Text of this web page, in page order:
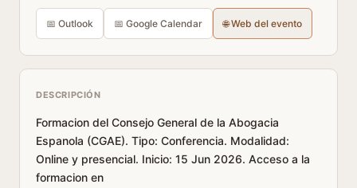
📅 Outlook 📅 Google Calendar 🌐 Web del evento
DESCRIPCIÓN
Formacion del Consejo General de la Abogacia
Espanola (CGAE). Tipo: Conferencia. Modalidad:
Online y presencial. Inicio: 15 Jun 2026. Acceso a la
formacion en